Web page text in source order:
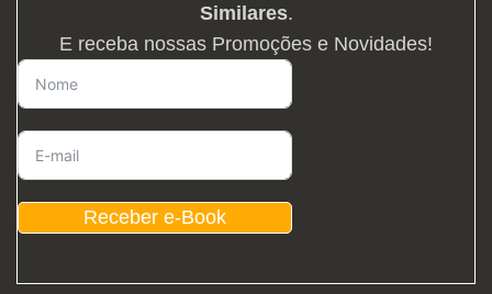
Similares.
E receba nossas Promoções e Novidades!
Receber e-Book